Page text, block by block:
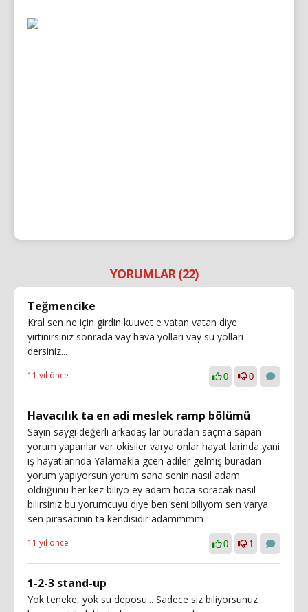
YORUMLAR (22)
Teğmencike
Kral sen ne için girdin kuuvet e vatan vatan diye
yırtınırsınız sonrada vay hava yolları vay su yolları
dersiniz...
11 yıl önce 0 0
Havacılık ta en adi meslek ramp bölümü
Sayin saygı değerli arkadaş lar buradan saçma sapan
yorum yapanlar var okisiler varya onlar hayat larinda yani
iş hayatlarında Yalamakla gcen adiler gelmiş buradan
yorum yapıyorsun yorum sana senin nasıl adam
olduğunu her kez biliyo ey adam hoca soracak nasıl
bilirsiniz bu yorumcuyu diye ben seni biliyom sen varya
sen pirasacinin ta kendisidir adammmm
11 yıl önce 0 1
1-2-3 stand-up
Yok teneke, yok su deposu... Sadece siz biliyorsunuz